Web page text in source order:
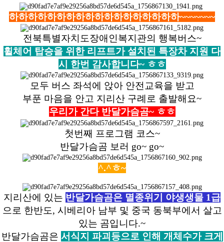
하하하하하하하하하하하하하하하하하하~~~~~~~
전북특별자치도장애인복지관의 행복버스~
휠체어 탑승을 위한 리프트가 설치된 특장차 지원 다
시 한번 감사합니다~ ㅎㅎ
모두 버스 좌석에 앉아 안전교육을 받고
부푼 마음을 안고 지리산 구례로 출발해요~
우리가 간다 반달가슴곰~ ㅎㅎ
첫번째 프로그램 코스~
반달가슴곰 보러 go~ go~
^.^ㅎ~
지리산에 있는 반달가슴곰은 멸종위기 야생생물 1급
으로 한반도, 시베리아 남부 및 중국 동북부에서 살고
있는 곰입니다.~
반달가슴곰은 서식지 파괴등으로 인해 개체수가 크게